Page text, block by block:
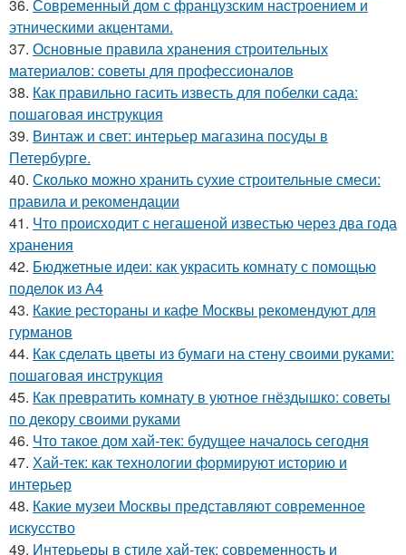
36. Современный дом с французским настроением и
этническими акцентами.
37. Основные правила хранения строительных
материалов: советы для профессионалов
38. Как правильно гасить известь для побелки сада:
пошаговая инструкция
39. Винтаж и свет: интерьер магазина посуды в
Петербурге.
40. Сколько можно хранить сухие строительные смеси:
правила и рекомендации
41. Что происходит с негашеной известью через два года
хранения
42. Бюджетные идеи: как украсить комнату с помощью
поделок из А4
43. Какие рестораны и кафе Москвы рекомендуют для
гурманов
44. Как сделать цветы из бумаги на стену своими руками:
пошаговая инструкция
45. Как превратить комнату в уютное гнёздышко: советы
по декору своими руками
46. Что такое дом хай-тек: будущее началось сегодня
47. Хай-тек: как технологии формируют историю и
интерьер
48. Какие музеи Москвы представляют современное
искусство
49. Интерьеры в стиле хай-тек: современность и